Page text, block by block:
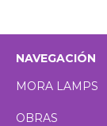
NAVEGACIÓN
MORA LAMPS
OBRAS